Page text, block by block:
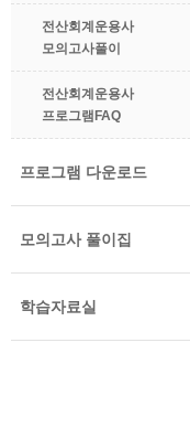
전산회계운용사
모의고사풀이
전산회계운용사
프로그램FAQ
프로그램 다운로드
모의고사 풀이집
학습자료실